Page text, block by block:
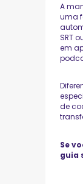
A
uma
SRT
em
de
Se
guia